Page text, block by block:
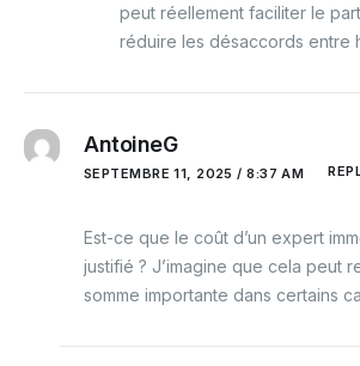
peut réellement faciliter le
réduire les désaccords entre
AntoineG
SEPTEMBRE 11, 2025 / 8:37 AM
Est-ce que le coût d’un expert
justifié ? J’imagine que cela peut
somme importante dans certains